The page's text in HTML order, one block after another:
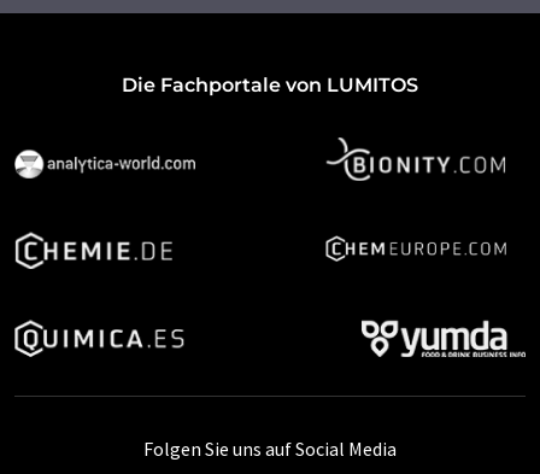
Die Fachportale von LUMITOS
Folgen Sie uns auf Social Media